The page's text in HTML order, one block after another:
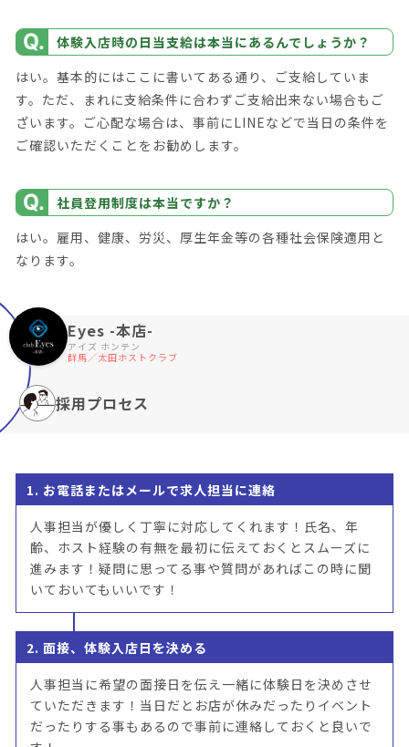
体験入店時の日当支給は本当にあるんでしょうか？
はい。基本的にはここに書いてある通り、ご支給していま
す。ただ、まれに支給条件に合わずご支給出来ない場合もご
ざいます。ご心配な場合は、事前にLINEなどで当日の条件を
ご確認いただくことをお勧めします。
社員登用制度は本当ですか？
はい。雇用、健康、労災、厚生年金等の各種社会保険適用と
なります。
Eyes -本店-
アイズ ホンテン
群馬／太田ホストクラブ
採用プロセス
1. お電話またはメールで求人担当に連絡
人事担当が優しく丁寧に対応してくれます！氏名、年
齢、ホスト経験の有無を最初に伝えておくとスムーズに
進みます！疑問に思ってる事や質問があればこの時に聞
いておいてもいいです！
2. 面接、体験入店日を決める
人事担当に希望の面接日を伝え一緒に体験日を決めさせ
ていただきます！当日だとお店が休みだったりイベント
だったりする事もあるので事前に連絡しておくと良いで